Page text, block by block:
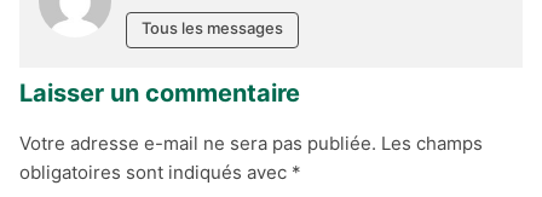
Tous les messages
Laisser un commentaire
Votre adresse e-mail ne sera pas publiée. Les champs
obligatoires sont indiqués avec *